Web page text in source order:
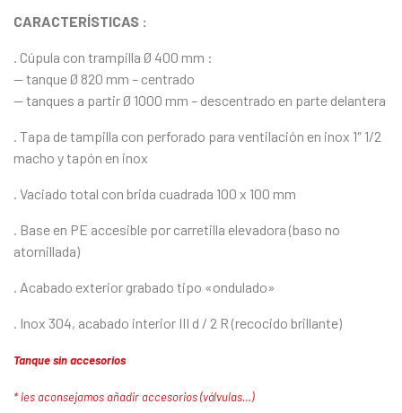
CARACTERÍSTICAS :
. Cúpula con trampilla Ø 400 mm :
— tanque Ø 820 mm – centrado
— tanques a partir Ø 1000 mm – descentrado en parte delantera
. Tapa de tampilla con perforado para ventilación en inox 1″ 1/2
macho y tapón en inox
. Vaciado total con brida cuadrada 100 x 100 mm
. Base en PE accesible por carretilla elevadora (baso no
atornillada)
. Acabado exterior grabado tipo «ondulado»
. Inox 304, acabado interior III d / 2 R (recocido brillante)
Tanque sin accesorios
* les aconsejamos añadir accesorios (válvulas…)